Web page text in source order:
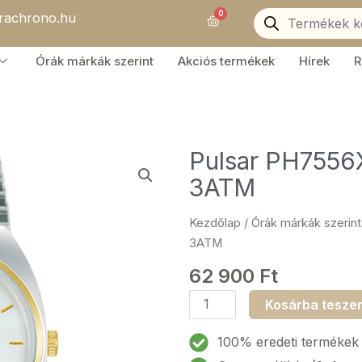
0Kosár
Products
search
Órák márkák szerint Akciós termékek Hírek
Pulsar
3ATM
Kezdőlap / Órák márkák szerint
3ATM
62 900 Ft
Pulsar
PH7556X1
Női
Kosárba
100% eredeti termékek